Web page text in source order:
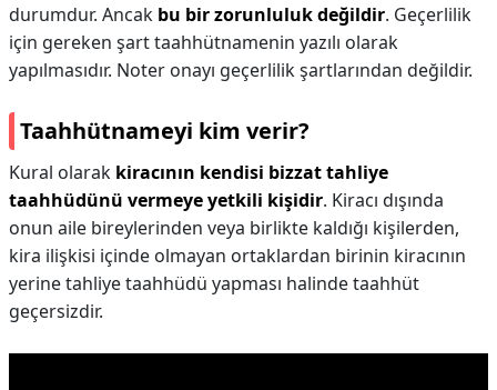
durumdur. Ancak bu bir zorunluluk değildir. Geçerlilik
için gereken şart taahhütnamenin yazılı olarak
yapılmasıdır. Noter onayı geçerlilik şartlarından değildir.
Taahhütnameyi kim verir?
Kural olarak kiracının kendisi bizzat tahliye
taahhüdünü vermeye yetkili kişidir. Kiracı dışında
onun aile bireylerinden veya birlikte kaldığı kişilerden,
kira ilişkisi içinde olmayan ortaklardan birinin kiracının
yerine tahliye taahhüdü yapması halinde taahhüt
geçersizdir.